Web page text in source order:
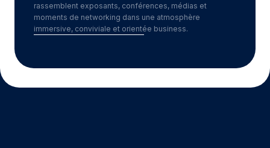
rassemblent exposants, conférences, médias et
moments de networking dans une atmosphère
immersive, conviviale et orientée business.